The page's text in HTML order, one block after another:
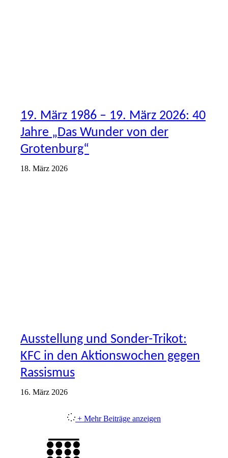
19. März 1986 – 19. März 2026: 40
Jahre „Das Wunder von der
Grotenburg“
18. März 2026
Ausstellung und Sonder-Trikot:
KFC in den Aktionswochen gegen
Rassismus
16. März 2026
+ Mehr Beiträge anzeigen